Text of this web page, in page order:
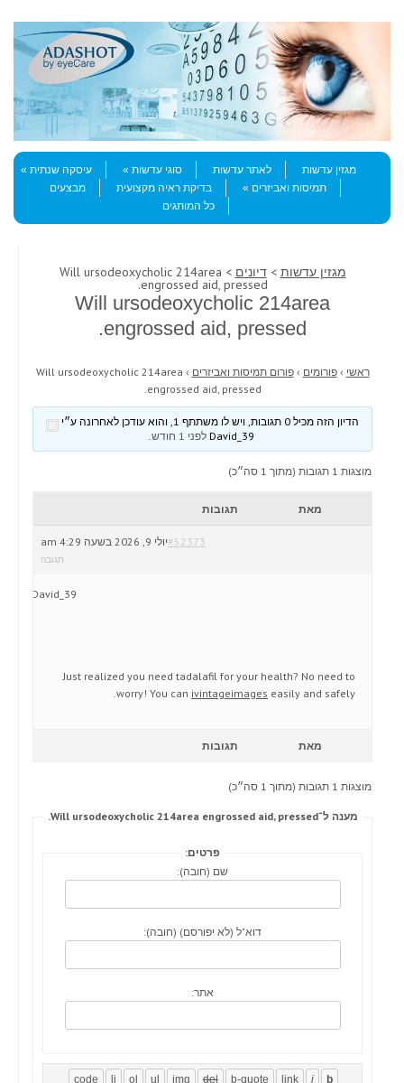
Menu
Skip to content
מגזין עדשות
לאתר עדשות סוגי עדשות
עיסקה שנתית
תמיסות ואביזרים
בדיקת ראיה מקצועית
מבצעים
כל המותגים
מגזין עדשות >דיונים > Will ursodeoxycholic 214area
engrossed aid, pressed.
Will ursodeoxycholic 214area
engrossed aid, pressed.
ראשי › פורומים › פורום תמיסות ואביזרים ›
Will ursodeoxycholic 214area
engrossed aid, pressed.
הדיון הזה מכיל 0 תגובות, ויש לו משתתף 1, והוא עודכן לאחרונה ע״י
לפני 1 חודש .
מוצגות 1 תגובות (מתוך 1 סה״כ)
מאת תגובות
יולי 9, 2026 בשעה 4:29 am#52373
תגובה
David_39
Just realized you need tadalafil for your health? No need to
worry! You can ivintageimages easily and safely.
מאת תגובות
מוצגות 1 תגובות (מתוך 1 סה״כ)
מענה ל־Will ursodeoxycholic 214area engrossed aid, pressed.
פרטים:
שם (חובה):
דוא"ל (לא יפורסם) (חובה):
אתר: